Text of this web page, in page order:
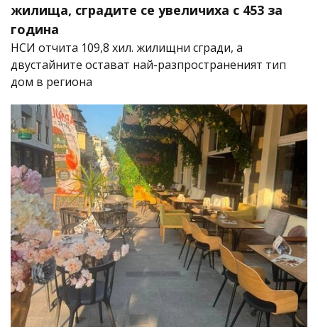
жилища, сградите се увеличиха с 453 за
година
НСИ отчита 109,8 хил. жилищни сгради, а
двустайните остават най-разпространеният тип
дом в региона